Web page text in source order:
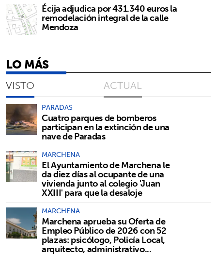
Écija adjudica por 431.340 euros la
remodelación integral de la calle
Mendoza
LO MÁS
VISTO ACTUAL
PARADAS
Cuatro parques de bomberos
participan en la extinción de una
nave de Paradas
MARCHENA
El Ayuntamiento de Marchena le
da diez días al ocupante de una
vivienda junto al colegio 'Juan
XXIII' para que la desaloje
MARCHENA
Marchena aprueba su Oferta de
Empleo Público de 2026 con 52
plazas: psicólogo, Policía Local,
arquitecto, administrativo...